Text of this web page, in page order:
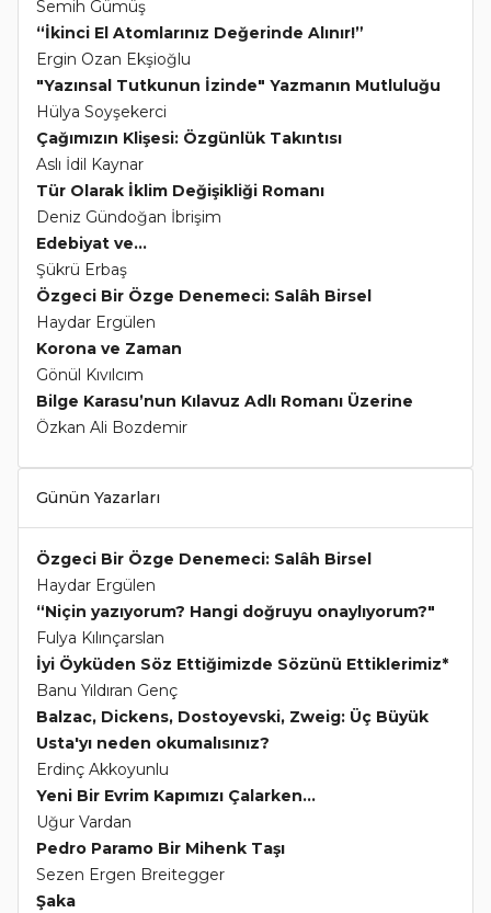
Semih Gümüş
“İkinci El Atomlarınız Değerinde Alınır!”
Ergin Ozan Ekşioğlu
"Yazınsal Tutkunun İzinde" Yazmanın Mutluluğu
Hülya Soyşekerci
Çağımızın Klişesi: Özgünlük Takıntısı
Aslı İdil Kaynar
Tür Olarak İklim Değişikliği Romanı
Deniz Gündoğan İbrişim
Edebiyat ve...
Şükrü Erbaş
Özgeci Bir Özge Denemeci: Salâh Birsel
Haydar Ergülen
Korona ve Zaman
Gönül Kıvılcım
Bilge Karasu’nun Kılavuz Adlı Romanı Üzerine
Özkan Ali Bozdemir
Günün Yazarları
Özgeci Bir Özge Denemeci: Salâh Birsel
Haydar Ergülen
“Niçin yazıyorum? Hangi doğruyu onaylıyorum?"
Fulya Kılınçarslan
İyi Öyküden Söz Ettiğimizde Sözünü Ettiklerimiz*
Banu Yıldıran Genç
Balzac, Dickens, Dostoyevski, Zweig: Üç Büyük
Usta'yı neden okumalısınız?
Erdinç Akkoyunlu
Yeni Bir Evrim Kapımızı Çalarken...
Uğur Vardan
Pedro Paramo Bir Mihenk Taşı
Sezen Ergen Breitegger
Şaka